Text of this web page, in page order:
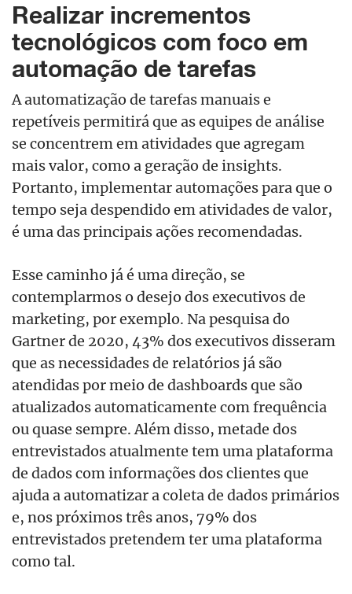
Realizar incrementos
tecnológicos com foco em
automação de tarefas
A automatização de tarefas manuais e
repetíveis permitirá que as equipes de análise
se concentrem em atividades que agregam
mais valor, como a geração de insights.
Portanto, implementar automações para que o
tempo seja despendido em atividades de valor,
é uma das principais ações recomendadas.
Esse caminho já é uma direção, se
contemplarmos o desejo dos executivos de
marketing, por exemplo. Na pesquisa do
Gartner de 2020, 43% dos executivos disseram
que as necessidades de relatórios já são
atendidas por meio de dashboards que são
atualizados automaticamente com frequência
ou quase sempre. Além disso, metade dos
entrevistados atualmente tem uma plataforma
de dados com informações dos clientes que
ajuda a automatizar a coleta de dados primários
e, nos próximos três anos, 79% dos
entrevistados pretendem ter uma plataforma
como tal.